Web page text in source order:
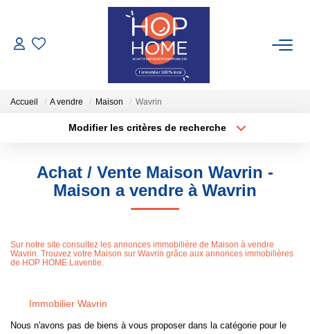
ACHETER
Nos Locations Saisonnières
TRANSACTIONS RÉALISÉES
Accueil A vendre Maison Wavrin
Modifier les critères de recherche
Sélectionnez...
Type de bien
Surface min
Créer une alerte
Achat / Vente Maison Wavrin -
Maison a vendre à Wavrin
Sur notre site consultez les annonces immobilière de Maison à vendre
Wavrin. Trouvez votre Maison sur Wavrin grâce aux annonces immobilières
de HOP HOME Laventie.
Immobilier Wavrin
Nous n'avons pas de biens à vous proposer dans la catégorie pour le